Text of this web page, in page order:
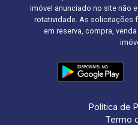
imóvel anunciado no site não
rotatividade. As solicitações
em reserva, compra,
Política de
Termo